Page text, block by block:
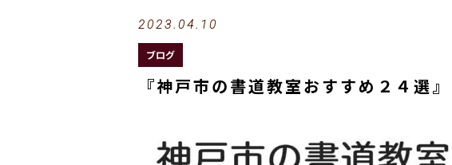
2023.04.10
ブログ
『神戸市の書道教室おすすめ２４選